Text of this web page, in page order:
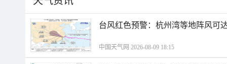
台风红色预警：杭州湾等地阵风可
中国天气网 2026-08-09 18:15